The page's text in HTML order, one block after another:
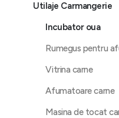
Utilaje Carmangerie
Incubator oua
Rumegus pentru
Vitrina carne
Afumatoare carne
Masina de tocat